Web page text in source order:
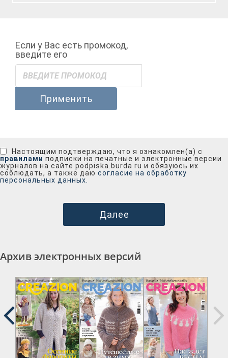
Если у Вас есть промокод,
введите его
Применить
Настоящим подтверждаю, что я ознакомлен(а) с
правилами подписки на печатные и электронные версии
журналов на сайте podpiska.burda.ru и обязуюсь их
соблюдать, а также даю согласие на обработку
персональных данных.
Далее
Архив электронных версий